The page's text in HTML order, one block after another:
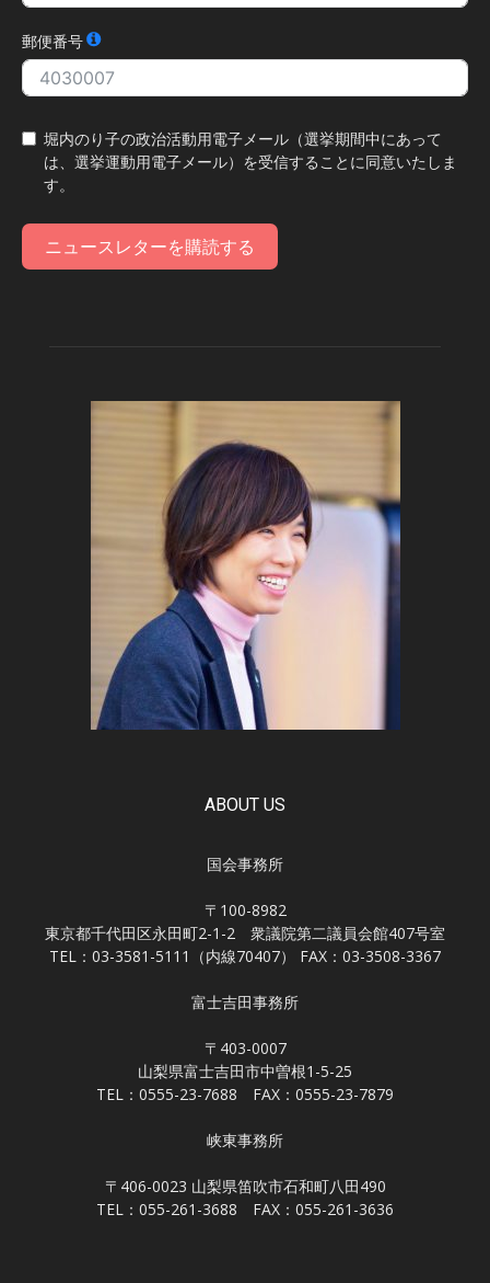
郵便番号
堀内のり子の政治活動用電子メール（選挙期間中にあって
は、選挙運動用電子メール）を受信することに同意いたしま
す。
ニュースレターを購読する
ABOUT US
国会事務所
〒100-8982
東京都千代田区永田町2-1-2 衆議院第二議員会館407号室
TEL：03-3581-5111（内線70407） FAX：03-3508-3367
富士吉田事務所
〒403-0007
山梨県富士吉田市中曽根1-5-25
TEL：0555-23-7688 FAX：0555-23-7879
峡東事務所
〒406-0023 山梨県笛吹市石和町八田490
TEL：055-261-3688 FAX：055-261-3636